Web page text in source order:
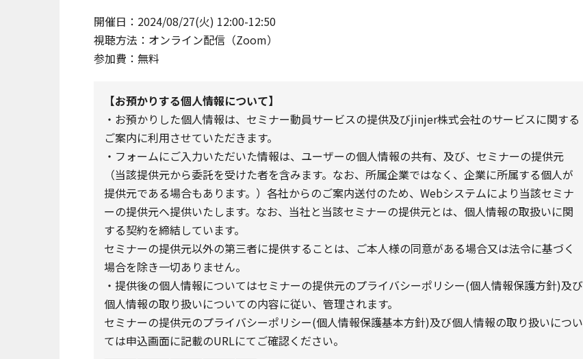
開催日：2024/08/27(火) 12:00-12:50
視聴方法：オンライン配信（Zoom）
参加費：無料
【お預かりする個人情報について】
・お預かりした個人情報は、セミナー動員サービスの提供及びjinjer株式会社のサービスに関する
ご案内に利用させていただきます。
・フォームにご入力いただいた情報は、ユーザーの個人情報の共有、及び、セミナーの提供元
（当該提供元から委託を受けた者を含みます。なお、所属企業ではなく、企業に所属する個人が
提供元である場合もあります。）各社からのご案内送付のため、Webシステムにより当該セミナ
ーの提供元へ提供いたします。なお、当社と当該セミナーの提供元とは、個人情報の取扱いに関
する契約を締結しています。
セミナーの提供元以外の第三者に提供することは、ご本人様の同意がある場合又は法令に基づく
場合を除き一切ありません。
・提供後の個人情報についてはセミナーの提供元のプライバシーポリシー(個人情報保護方針)及び
個人情報の取り扱いについての内容に従い、管理されます。
セミナーの提供元のプライバシーポリシー(個人情報保護基本方針)及び個人情報の取り扱いについ
ては申込画面に記載のURLにてご確認ください。